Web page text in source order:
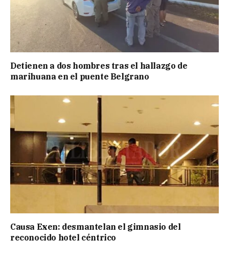
Detienen a dos hombres tras el hallazgo de
marihuana en el puente Belgrano
Causa Exen: desmantelan el gimnasio del
reconocido hotel céntrico